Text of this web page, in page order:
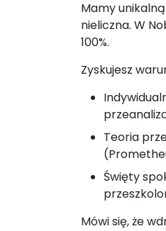
Mamy
nieliczna. W
100%.
Zyskujesz
Teoria
Święty
Mówi się, że